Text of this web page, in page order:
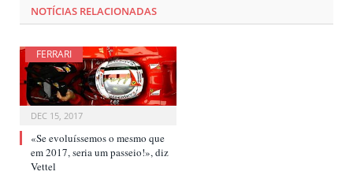
NOTÍCIAS RELACIONADAS
FERRARI
DEC 15, 2017
«Se evoluíssemos o mesmo que
em 2017, seria um passeio!», diz
Vettel